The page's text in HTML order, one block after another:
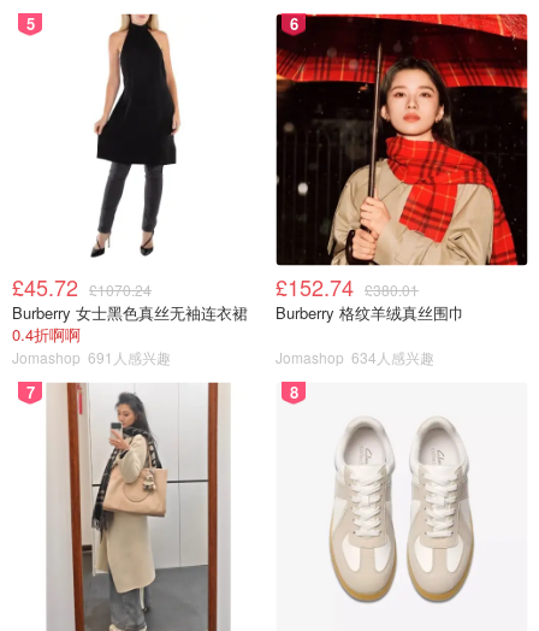
5
£45.72 £1070.24
Burberry 女士黑色真丝无袖连衣裙
0.4折啊啊
Jomashop 691人感兴趣
6
£152.74 £380.01
Burberry 格纹羊绒真丝围巾
Jomashop 634人感兴趣
7 8